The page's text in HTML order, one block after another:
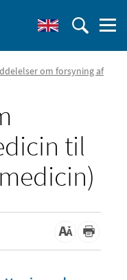
om forsyning af
til